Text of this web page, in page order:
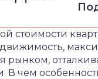
стоимости
рынком,
чем